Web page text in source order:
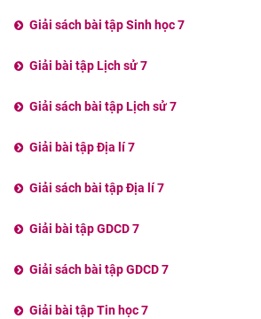
Giải sách bài tập Sinh học 7
Giải bài tập Lịch sử 7
Giải sách bài tập Lịch sử 7
Giải bài tập Địa lí 7
Giải sách bài tập Địa lí 7
Giải bài tập GDCD 7
Giải sách bài tập GDCD 7
Giải bài tập Tin học 7